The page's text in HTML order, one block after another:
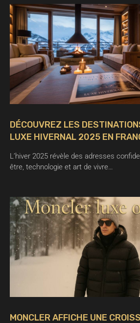
DÉCOUVREZ LES
LUXE HIVERNAL 2025 EN
L’hiver 2025 révèle des adresses
être, technologie et art de vivre…
MONCLER AFFICHE UNE